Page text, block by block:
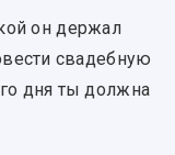
он держал
свадебную
дня ты должна